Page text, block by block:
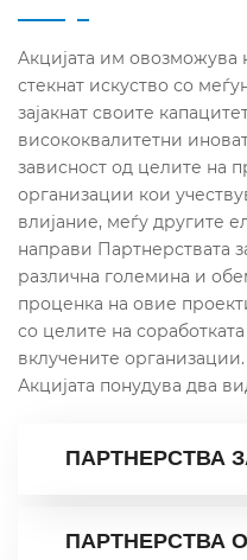
Aкцијата им овозможува
стекнат искуство со
зајакнат своите
висококвалитетни
зависност од целите на
организации кои
влијание, меѓу другите
направи Партнерствата
различна големина и
проценка на овие
со целите на
вклучените организации.
Акцијата понудува два
ПАРТНЕРСТВА
ПАРТНЕРСТВА